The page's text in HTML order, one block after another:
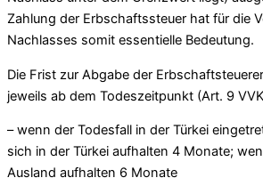
Zahlung der Erbschaftssteuer hat für die
Nachlasses somit essentielle Bedeutung.
Die Frist zur Abgabe der
jeweils ab dem Todeszeitpunkt (Art. 9
– wenn der Todesfall in der Türkei
sich in der Türkei aufhalten 4 Monate;
Ausland aufhalten 6 Monate